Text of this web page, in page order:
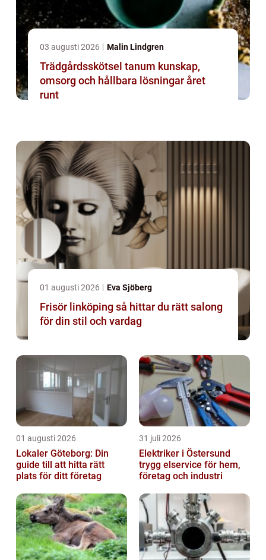
03 augusti 2026 Malin Lindgren
Trädgårdsskötsel tanum kunskap,
omsorg och hållbara lösningar året
runt
01 augusti 2026 Eva Sjöberg
Frisör linköping så hittar du rätt salong
för din stil och vardag
01 augusti 2026
Lokaler Göteborg: Din
guide till att hitta rätt
plats för ditt företag
31 juli 2026
Elektriker i Östersund
trygg elservice för hem,
företag och industri